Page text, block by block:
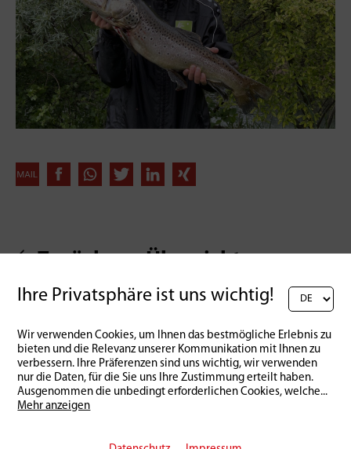
Zurück zur Übersicht
Ihre Privatsphäre ist uns wichtig!
Wir verwenden Cookies, um Ihnen das bestmögliche Erlebnis zu
bieten und die Relevanz unserer Kommunikation mit Ihnen zu
verbessern. Ihre Präferenzen sind uns wichtig, wir verwenden
nur die Daten, für die Sie uns Ihre Zustimmung erteilt haben.
Ausgenommen die unbedingt erforderlichen Cookies, welche...
Mehr anzeigen